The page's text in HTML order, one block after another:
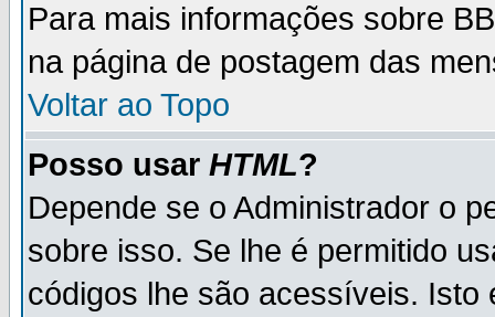
Para mais informações sobre
na página de postagem das
Voltar ao Topo
Posso usar HTML?
Depende se o Administrador o
sobre isso. Se lhe é permitido
códigos lhe são acessíveis.